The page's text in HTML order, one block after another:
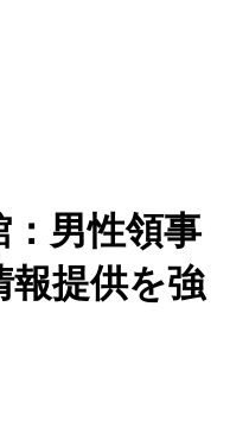
男性領事
報提供を強